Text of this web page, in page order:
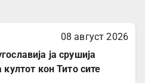
08 август 2026
ја срушија
кон Тито сите